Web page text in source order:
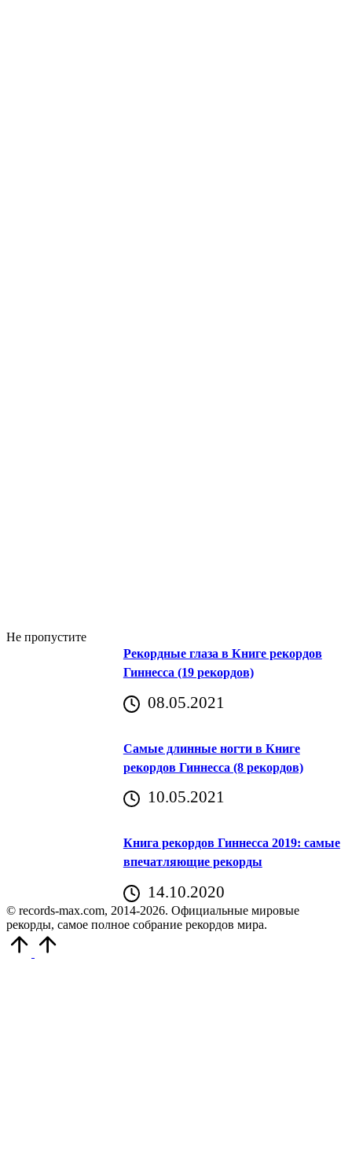
Не пропустите
Рекордные глаза в Книге рекордов
Гиннесса (19 рекордов)
08.05.2021
Самые длинные ногти в Книге
рекордов Гиннесса (8 рекордов)
10.05.2021
Книга рекордов Гиннесса 2019: самые
впечатляющие рекорды
14.10.2020
© records-max.com, 2014-2026. Официальные мировые
рекорды, самое полное собрание рекордов мира.